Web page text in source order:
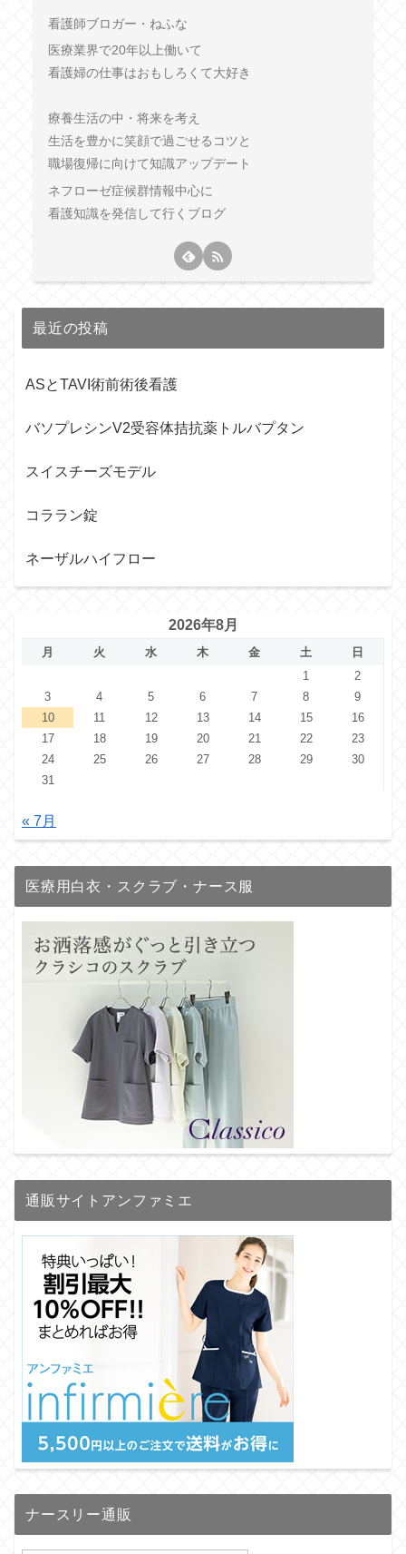
看護師ブロガー・ねふな
医療業界で20年以上働いて
看護婦の仕事はおもしろくて大好き
療養生活の中・将来を考え
生活を豊かに笑顔で過ごせるコツと
職場復帰に向けて知識アップデート
ネフローゼ症候群情報中心に
看護知識を発信して行くブログ
最近の投稿
ASとTAVI術前術後看護
バソプレシンV2受容体拮抗薬トルバプタン
スイスチーズモデル
コララン錠
ネーザルハイフロー
2026年8月
月 火 水 木 金 土
日
1
2
3
4 5 6 7 8
9
10
11 12 13 14 15
16
17
18 19 20 21 22
23
24
25 26 27 28 29
30
31
« 7月
医療用白衣・スクラブ・ナース服
通販サイトアンファミエ
ナースリー通販